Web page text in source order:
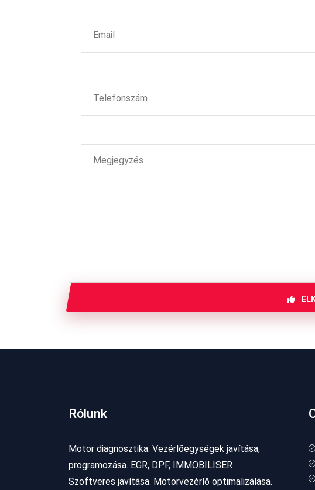
Rólunk
Motor diagnosztika. Vezérlőegységek javítása,
programozása. EGR, DPF, IMMOBILISER
Szoftveres javítása. Motorvezérlő optimalizálása.